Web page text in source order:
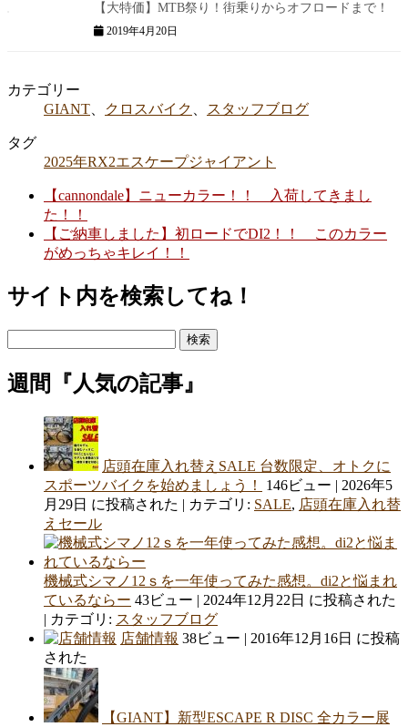
【大特価】MTB祭り！街乗りからオフロードまで！
2019年4月20日
カテゴリー
GIANT
クロスバイク スタッフブログ
タグ
2025年RX2エスケープジャイアント
【cannondale】ニューカラー！！ 入荷してきまし
た！！
【ご納車しました】初ロードでDI2！！ このカラー
がめっちゃキレイ！！
サイト内を検索してね！
週間『人気の記事』
店頭在庫入れ替えSALE 台数限定、オトクに
スポーツバイクを始めましょう！
146ビュー | 2026年5
月29日 に投稿された | カテゴリ: SALE, 店頭在庫入れ替
えセール
機械式シマノ12ｓを一年使ってみた感想。di2と悩まれ
ているならー 43ビュー | 2024年12月22日 に投稿された
| カテゴリ: スタッフブログ
店舗情報 38ビュー | 2016年12月16日 に投稿
された
【GIANT】新型ESCAPE R DISC 全カラー展